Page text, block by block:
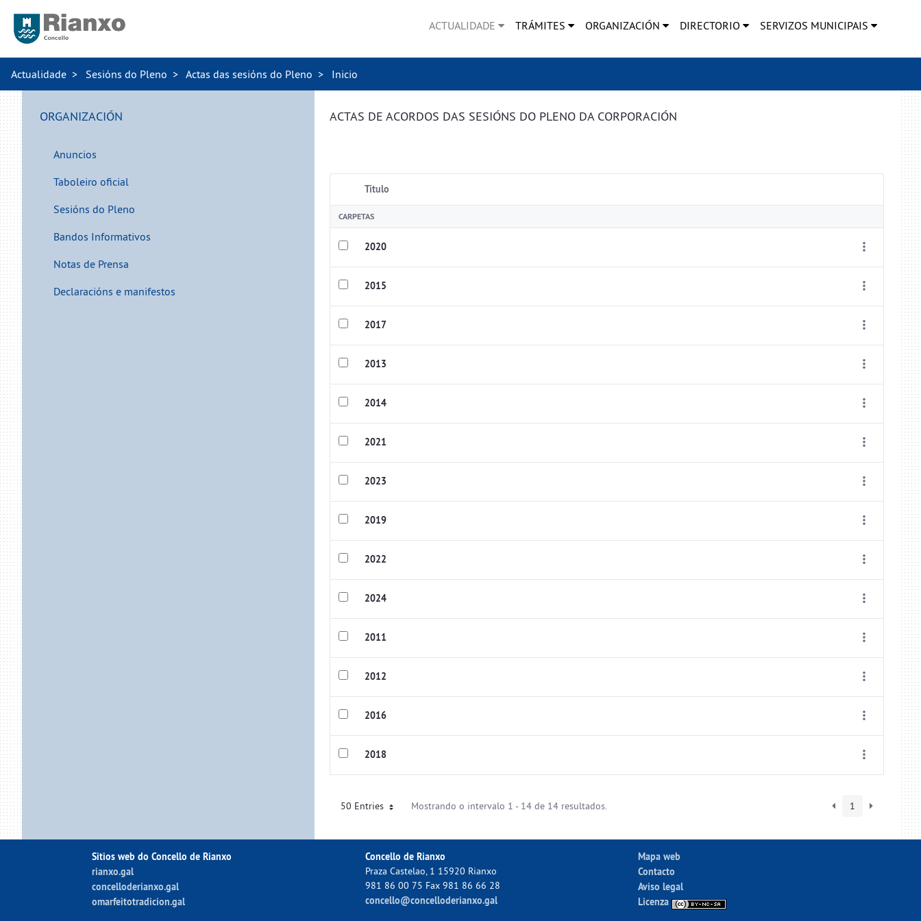
ACTUALIDADE TRÁMITES ORGANIZACIÓN DIRECTORIO SERVIZOS MUNICIPAIS
Actualidade Sesións do Pleno Actas das sesións do Pleno Inicio
ORGANIZACIÓN
Anuncios
Taboleiro oficial
Sesións do Pleno
Bandos Informativos
Notas de Prensa
Declaracións e manifestos
ACTAS DE ACORDOS DAS SESIÓNS DO PLENO DA CORPORACIÓN
Título
CARPETAS
2020
2015
2017
2013
2014
2021
2023
2019
2022
2024
2011
2012
2016
2018
50 Entries Mostrando o intervalo 1 - 14 de 14 resultados. 1
Sitios web do Concello de Rianxo
rianxo.gal
concelloderianxo.gal
omarfeitotradicion.gal
Concello de Rianxo
Praza Castelao, 1 15920 Rianxo
981 86 00 75 Fax 981 86 66 28
concello@concelloderianxo.gal
Mapa web
Contacto
Aviso legal
Licenza